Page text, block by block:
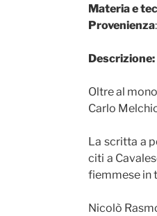
Materia e
Provenienza
Descrizione:
Oltre al
Carlo
La scritta a
citi a
fiemmese in
Nicolò